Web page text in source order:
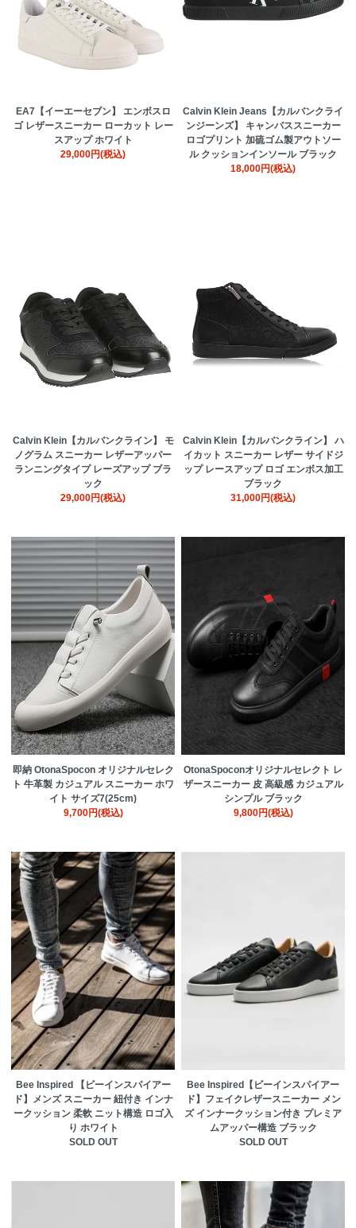
EA7【イーエーセブン】 エンボスロ
ゴ レザースニーカー ローカット レー
スアップ ホワイト
29,000円(税込)
Calvin Klein Jeans【カルバンクライ
ンジーンズ】 キャンバススニーカー
ロゴプリント 加硫ゴム製アウトソー
ル クッションインソール ブラック
18,000円(税込)
Calvin Klein【カルバンクライン】 モ
ノグラム スニーカー レザーアッパー
ランニングタイプ レーズアップ ブラ
ック
29,000円(税込)
Calvin Klein【カルバンクライン】 ハ
イカット スニーカー レザー サイドジ
ップ レースアップ ロゴ エンボス加工
ブラック
31,000円(税込)
即納 OtonaSpocon オリジナルセレク
ト 牛革製 カジュアル スニーカー ホワ
イト サイズ7(25cm)
9,700円(税込)
OtonaSpoconオリジナルセレクト レ
ザースニーカー 皮 高級感 カジュアル
シンプル ブラック
9,800円(税込)
Bee Inspired 【ビーインスパイアー
ド】メンズ スニーカー 紐付き インナ
ークッション 柔軟 ニット構造 ロゴ入
り ホワイト
SOLD OUT
Bee Inspired【ビーインスパイアー
ド】フェイクレザースニーカー メン
ズ インナークッション付き プレミア
ムアッパー構造 ブラック
SOLD OUT